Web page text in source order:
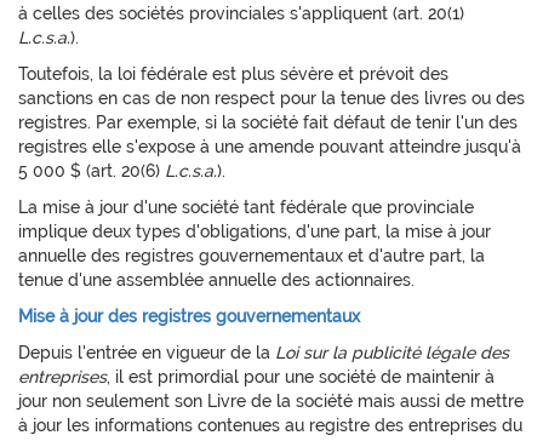
à celles des sociétés provinciales s'appliquent (art. 20(1)
L.c.s.a.).
Toutefois, la loi fédérale est plus sévère et prévoit des
sanctions en cas de non respect pour la tenue des livres ou des
registres. Par exemple, si la société fait défaut de tenir l'un des
registres elle s'expose à une amende pouvant atteindre jusqu'à
5 000 $ (art. 20(6) L.c.s.a.).
La mise à jour d'une société tant fédérale que provinciale
implique deux types d'obligations, d'une part, la mise à jour
annuelle des registres gouvernementaux et d'autre part, la
tenue d'une assemblée annuelle des actionnaires.
Mise à jour des registres gouvernementaux
Depuis l'entrée en vigueur de la Loi sur la publicité légale des
entreprises, il est primordial pour une société de maintenir à
jour non seulement son Livre de la société mais aussi de mettre
à jour les informations contenues au registre des entreprises du